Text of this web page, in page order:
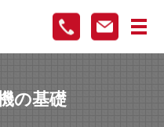
メ
の基礎